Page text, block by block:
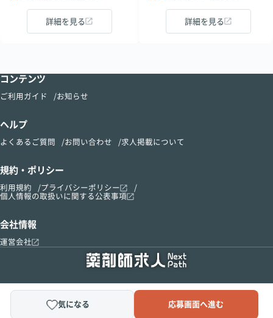
詳細を見る 詳細を見る
気になる 応募画面へ進む
コンテンツ
ご利用ガイド お知らせ
ヘルプ
よくあるご質問 お問い合わせ 求人掲載について
規約・ポリシー
利用規約
プライバシーポリシー
個人情報の取扱いに関する公表事項
会社情報
運営会社